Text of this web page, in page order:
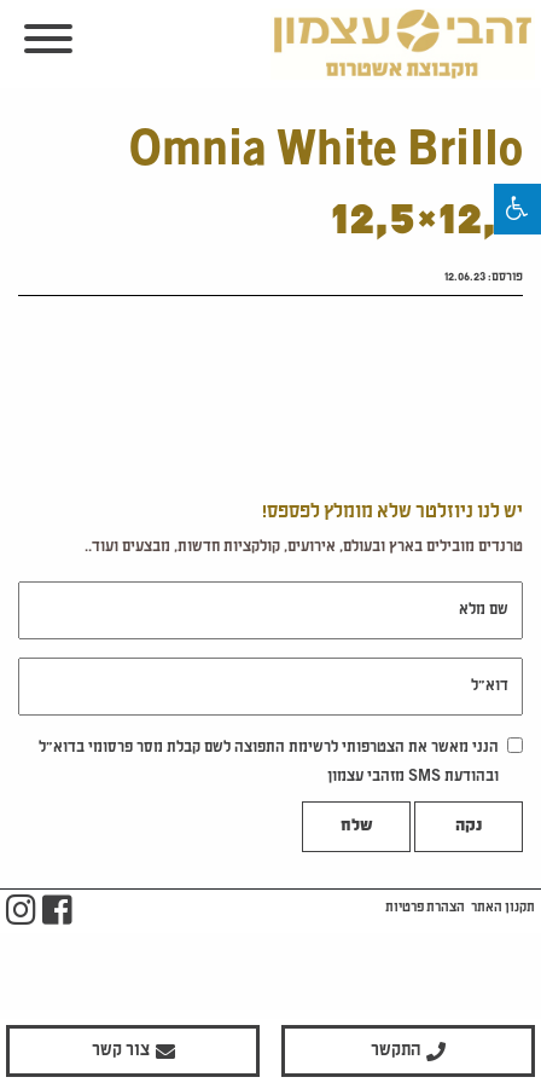
Omnia White Brillo
12,5×12,5
פורסם:12.06.23
יש לנו ניוזלטר שלא מומלץ לפספס!
טרנדים מובילים בארץ ובעולם, אירועים, קולקציות חדשות, מבצעים ועוד..
הנני מאשר את הצטרפותי לרשימת התפוצה לשם קבלת מסר פרסומי בדוא"ל
ובהודעת SMS מזהבי עצמון
נקה
התקשר צור קשר
תקנון האתר הצהרת פרטיות